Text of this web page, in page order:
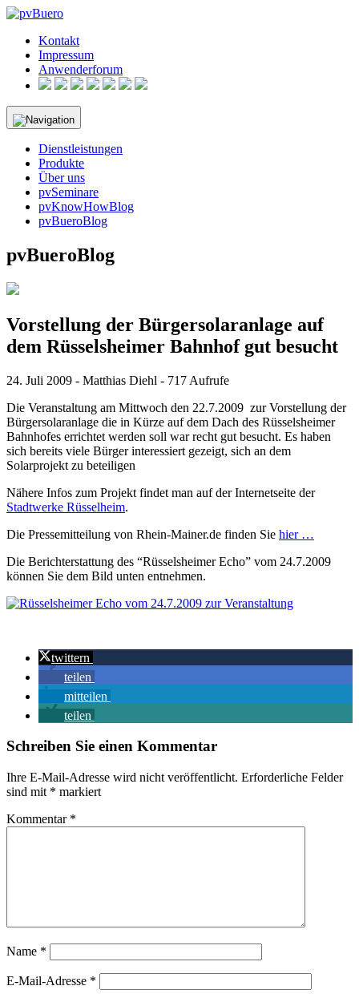
Skip
contentKontakt
Impressum
Anwenderforum
Dienstleistungen
Produkte
Über uns
pvSeminare
pvKnowHowBlog
pvBueroBlog
pvBueroBlog
Vorstellung der Bürgersolaranlage auf
dem Rüsselsheimer Bahnhof gut besucht
24. Juli 2009 - Matthias Diehl - 717 Aufrufe
Die Veranstaltung am Mittwoch den 22.7.2009 zur Vorstellung der
Bürgersolaranlage die in Kürze auf dem Dach des Rüsselsheimer
Bahnhofes errichtet werden soll war recht gut besucht. Es haben
sich bereits viele Bürger interessiert gezeigt, sich an dem
Solarprojekt zu beteiligen
Nähere Infos zum Projekt findet man auf der Internetseite der
Stadtwerke Rüsselheim.
Die Pressemitteilung von Rhein-Mainer.de finden Sie hier …
Die Berichterstattung des “Rüsselsheimer Echo” vom 24.7.2009
können Sie dem Bild unten entnehmen.
twittern
teilen
mitteilen
teilen
Schreiben Sie einen Kommentar
Ihre E-Mail-Adresse wird nicht veröffentlicht. Erforderliche Felder
sind mit * markiert
Kommentar *
Name *
E-Mail-Adresse *